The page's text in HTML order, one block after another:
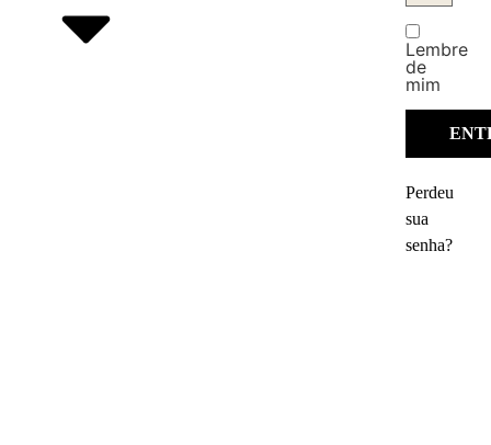
Lembre
de
mim
Perdeu
sua
senha?